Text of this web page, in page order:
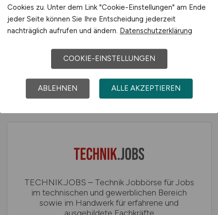
INGENIEURCENTER – Jobs für Ingenieure &
technische Fachkräfte im Maschinenbau, der
Automobilindustrie und anderen Ingenieur
TECHNIK.JOBS – Technik Jobbörse für Jobs
im technischen und gewerblichen Bereich
sowie im Handwerk für erfahrene und
Cookies zu. Unter dem Link "Cookie-Einstellungen" am Ende
jeder Seite können Sie Ihre Entscheidung jederzeit
nachträglich aufrufen und ändern. Datenschutzerklärung
COOKIE-EINSTELLUNGEN
ABLEHNEN ALLE AKZEPTIEREN